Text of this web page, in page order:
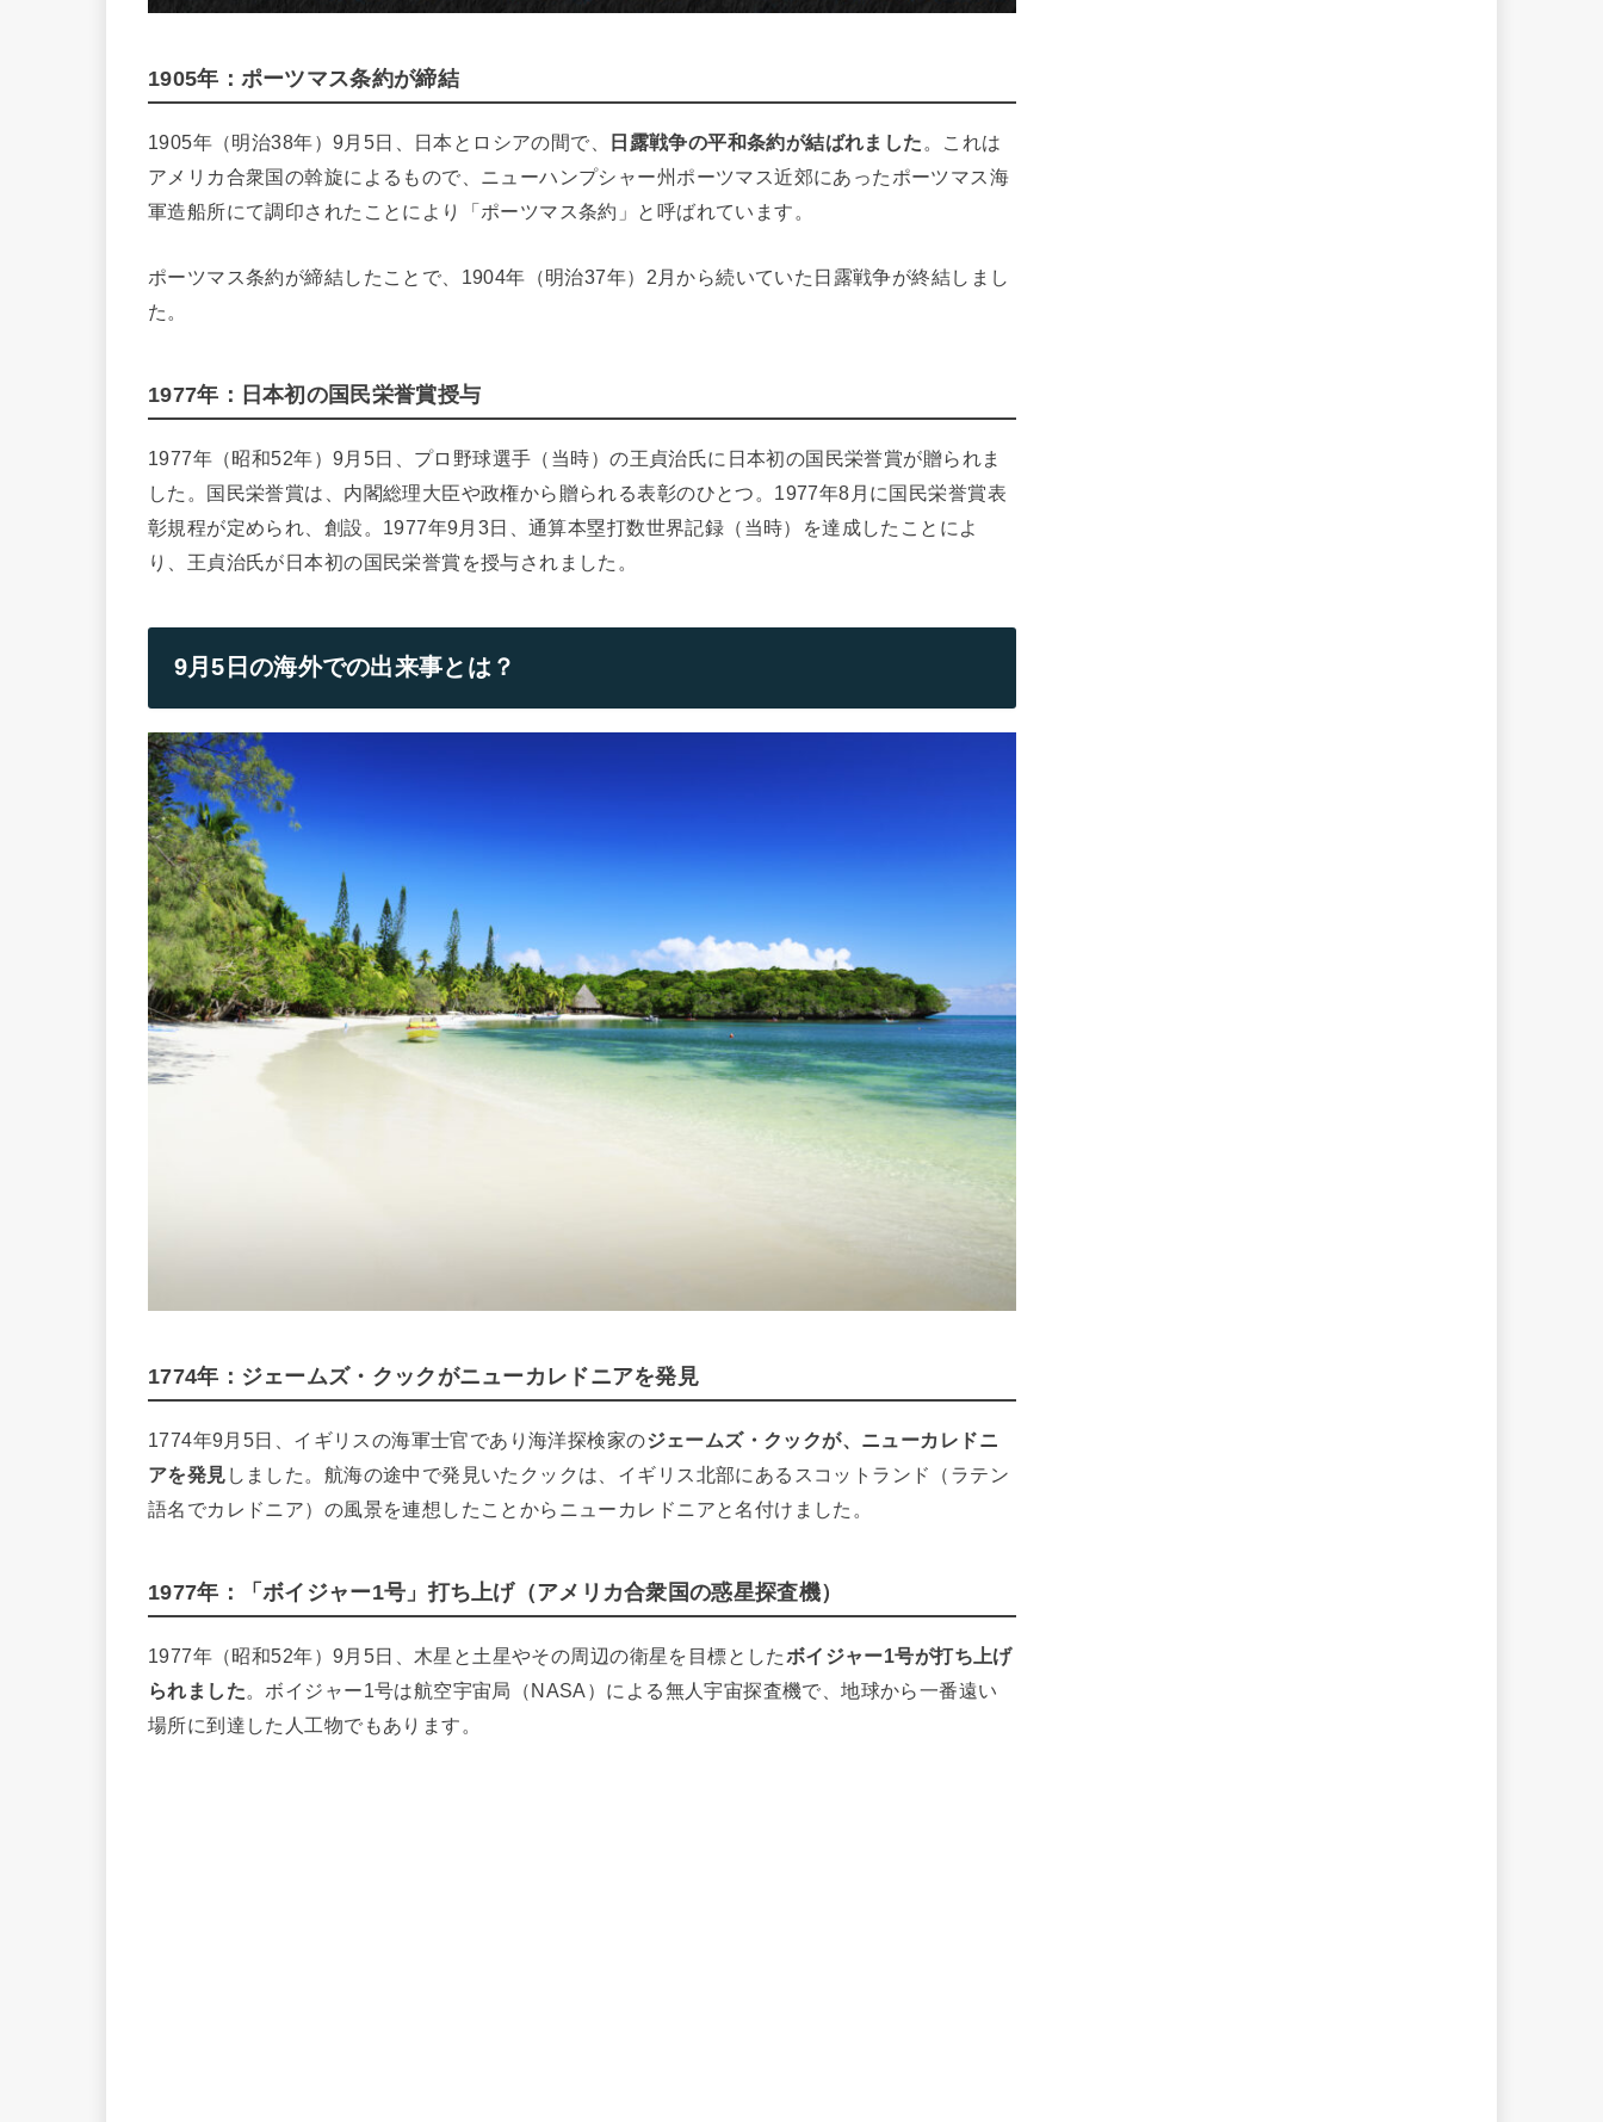
1905年：ポーツマス条約が締結
1905年（明治38年）9月5日、日本とロシアの間で、 日露戦争の平和条約が結ばれました 。これは
アメリカ合衆国の斡旋によるもので、ニューハンプシャー州ポーツマス近郊にあったポーツマス海
軍造船所にて調印されたことにより「ポーツマス条約」と呼ばれています。
ポーツマス条約が締結したことで、1904年（明治37年）2月から続いていた日露戦争が終結しまし
た。
1977年：日本初の国民栄誉賞授与
1977年（昭和52年）9月5日、プロ野球選手（当時）の王貞治氏に日本初の国民栄誉賞が贈られま
した。国民栄誉賞は、内閣総理大臣や政権から贈られる表彰のひとつ。1977年8月に国民栄誉賞表
彰規程が定められ、創設。1977年9月3日、通算本塁打数世界記録（当時）を達成したことによ
り、王貞治氏が日本初の国民栄誉賞を授与されました。
9月5日 の海外での出来事とは？
1774年：ジェームズ・クックがニューカレドニアを発見
1774年9月5日、イギリスの海軍士官であり海洋探検家のジェームズ・クックが、ニューカレドニ
アを発見 しました。航海の途中で発見いたクックは、イギリス北部にあるスコットランド（ラテン
語名でカレドニア）の風景を連想したことからニューカレドニアと名付けました。
1977年：「ボイジャー1号」打ち上げ（アメリカ合衆国の惑星探査機）
1977年（昭和52年）9月5日、木星と土星やその周辺の衛星を目標としたボイジャー1号が打ち上げ
られました。ボイジャー1号は航空宇宙局（NASA）による無人宇宙探査機で、地球から一番遠い
場所に到達した人工物でもあります。